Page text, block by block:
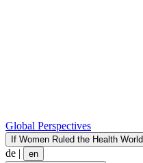
Global Perspectives
If Women Ruled the Health World
de | en